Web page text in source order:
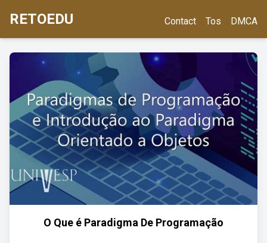
RETOEDU Contact Tos DMCA
O Que é Paradigma De Programação